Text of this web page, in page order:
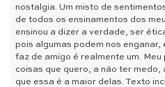
nostalgia. Um misto de
de todos os ensinamentos dos
ensinou a dizer a verdade, ser
pois algumas podem nos enganar,
faz de amigo é realmente um.
coisas que quero, a não ter
que essa é a maior delas. Texto